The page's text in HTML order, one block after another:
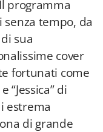
programma
senza tempo, da
sua
cover
fortunati come
“Jessica” di
estrema
di grande